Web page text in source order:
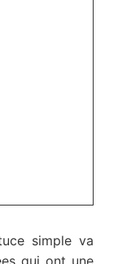
simple va
qui ont une